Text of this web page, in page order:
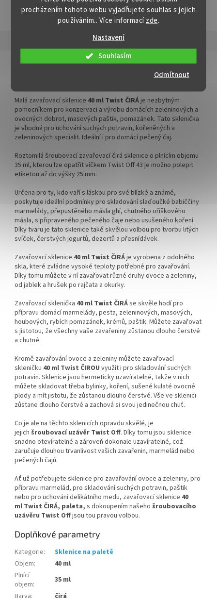
procházením tohoto webu vyjadřujete souhlas s jejich
používáním.. Více informacízde.
Nastavení
Odmítnout
Souhlasím
Vysoká sklenice s rovnou
vnitřní hranou 277 ml
✅ Twist Off šroubový uzávěr
uzavřete rukou
✅ Ideální na omáčky, lančmít,
džemy, paštiky
✅ Paleta skladem a ihned k
odeslání!
✅Široké nižší zavařovací
sklenice 262 ml
✅ Twist Off šroubový uzávěr
uzavřete rukou
✅ Ideální na domácí omáčky,
polévky, krémy
✅ Paleta skladem a ihned k
ZOBRAZIT VŠECHNY PODOBNÉ PRODUKTY
Detailní popis produktu
Malá zavařovací sklenice 40 ml Twist ČIRÁ je nezbytným
pomocníkem pro konzervaci a výrobu domácích zeleninových a
ovocných dobrot, masových paštik, pomazánek. Tato sklenička
je vhodná pro uchování suchých potravin, kořeněných a
zeleninových specialit. Ideální i pro domácí pečený čaj.
Roztomilá šroubovací zavařovací čirá sklenice o plnícím objemu
35 ml, kterou lze opatřit víčkem Twist Off 43 je možno polepit
etiketou až do výšky 25 mm.
Určena pro ty, kdo vaří s láskou pro své blízké a známé,
poskytuje ideální podmínky pro skladování slaďoučké babiččiny
marmelády, přepustěného másla ghí, chutného oříškového
másla, s připraveného pečeného čaje nebo usušeného koření.
Díky tvaru je tato sklenice také skvělou volbou pro tvorbu litých
svíček, čerstvých jogurtů, dezertů a přesnídávek.
Zavařovací sklenice 40 ml Twist ČIRÁje vyrobena z odolného
skla, které zvládne vysoké teploty potřebné pro zavařování.
Díky tomu můžete v ní zavařovat různé druhy ovoce a zeleniny,
od jablek a hrušek po rajčata a okurky.
Zavařovací sklenička 40 ml Twist ČIRÁse skvěle hodí pro
přípravu domácí marmelády, pesta, zeleninových, masových,
houbových, rybích pomazánek, krémů, paštik. Můžete zavařovat
s jistotou, že všechny vaše zavařeniny zůstanou dlouho čerstvé
a chutné.
Kromě zavařování ovoce a zeleniny můžete zavařovací
skleničku 40 ml Twist ČIROU využít i pro skladování suchých
potravin. Sklenice jsou hermeticky uzavíratelné, takže v nich
můžete skladovat třeba bylinky, koření, sušené kulaté ovocné
plody a mít jistotu, že zůstanou dlouho čerstvé. Vše ve sklenici
zůstane dlouho čerstvé a zachová si svou jedinečnou chuť.
Co je ale na těchto sklenicích opravdu skvělé, je
jejich šroubovací uzávěr Twist Off. Díky tomu jsou sklenice
snadno otevíratelné a zároveň dokonale uzavíratelné, což
zaručuje dlouhou trvanlivost vašich zavařenin, marmelád nebo
pečených čajů.
Ať už potřebujete sklenice pro zavařování ovoce a zeleniny, pro
přípravu marmelád, pro skladování suchých potravin, paštik
nebo pro uchování delikátního medu, zavařovací sklenice 40
ml Twist ČIRÁ, paleta, s dokoupením našeho šroubovacího
uzávěru Twist Offjsou tou pravou volbou.
Doplňkové parametry
Kategorie:
Sklenice na paletě
Objem:
40 ml
Plnící
objem:
35 ml
Barva:
čirá